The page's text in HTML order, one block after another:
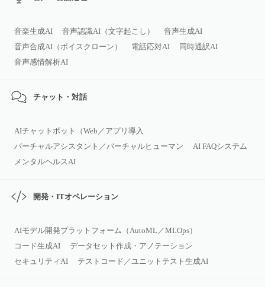
音楽生成AI 音声認識AI（文字起こし）
音声生成AI
音声合成AI（ボイスクローン）
電話応対AI
同時通訳AI
音声感情解析AI
チャット・対話
AIチャットボット（Web／アプリ導入
バーチャルアシスタント／バーチャルヒューマン
AI FAQシステム
メンタルヘルスAI
開発・ITオペレーション
AIモデル開発プラットフォーム（AutoML／MLOps）
コード生成AI
データセット作成・アノテーション
セキュリティAI
テストコード／ユニットテスト生成AI